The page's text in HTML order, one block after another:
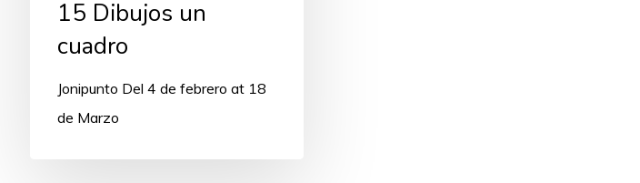
15 Dibujos un
cuadro
Jonipunto Del 4 de febrero at 18
de Marzo